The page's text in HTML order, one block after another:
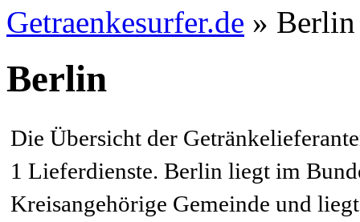
Getraenkesurfer.de »
Berlin
Die Übersicht der
1 Lieferdienste. Berlin liegt im
Kreisangehörige Gemeinde und